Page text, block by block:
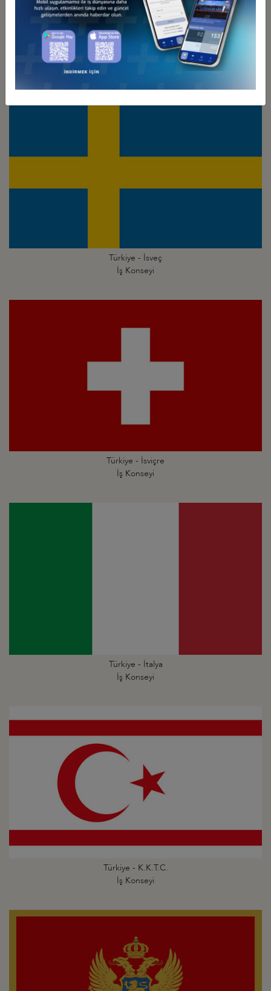
Türkiye - İsrail
Türkiye - İsveç
İş Konseyi
Türkiye - İsviçre
İş Konseyi
Türkiye - İtalya
İş Konseyi
Türkiye - K.K.T.C.
İş Konseyi